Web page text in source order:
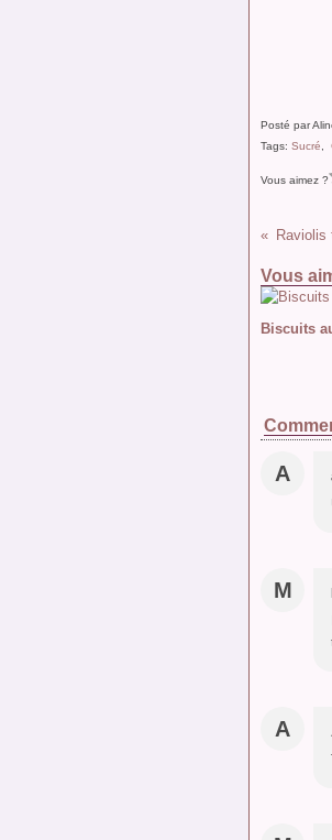
Posté par
Tags: Sucré
Vous aimez ?
Raviolis
Vous
Biscuits
A
M
A